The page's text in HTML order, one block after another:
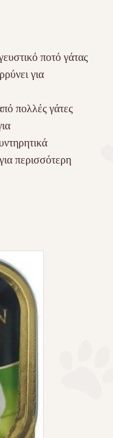
ποτό γάτας
για
πολλές γάτες
για περισσότερη